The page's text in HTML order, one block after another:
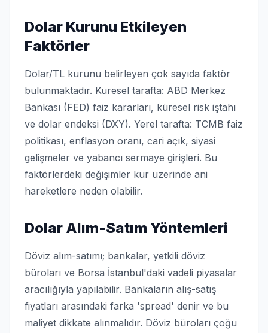
Dolar Kurunu Etkileyen
Faktörler
Dolar/TL kurunu belirleyen çok sayıda faktör
bulunmaktadır. Küresel tarafta: ABD Merkez
Bankası (FED) faiz kararları, küresel risk iştahı
ve dolar endeksi (DXY). Yerel tarafta: TCMB faiz
politikası, enflasyon oranı, cari açık, siyasi
gelişmeler ve yabancı sermaye girişleri. Bu
faktörlerdeki değişimler kur üzerinde ani
hareketlere neden olabilir.
Dolar Alım-Satım Yöntemleri
Döviz alım-satımı; bankalar, yetkili döviz
büroları ve Borsa İstanbul'daki vadeli piyasalar
aracılığıyla yapılabilir. Bankaların alış-satış
fiyatları arasındaki farka 'spread' denir ve bu
maliyet dikkate alınmalıdır. Döviz büroları çoğu